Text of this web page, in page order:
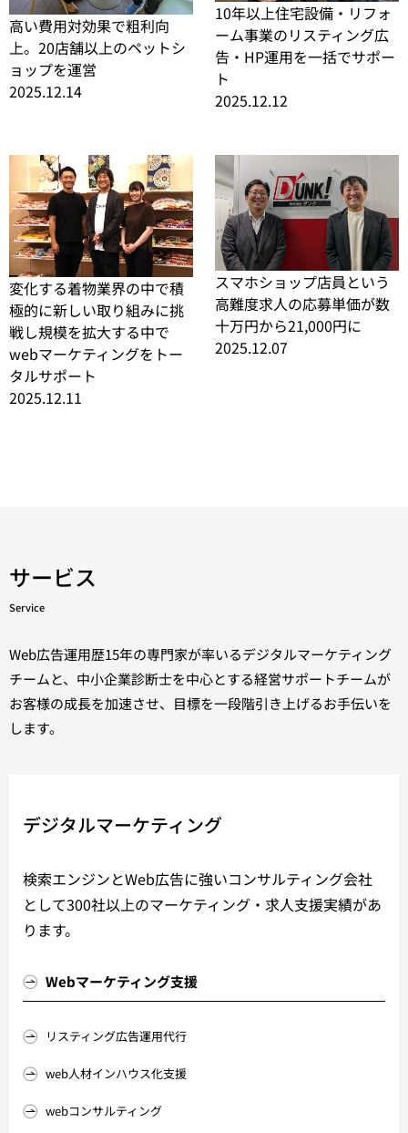
高い費用対効果で粗利向
上。20店舗以上のペットシ
ョップを運営
2025.12.14
10年以上住宅設備・リフォ
ーム事業のリスティング広
告・HP運用を一括でサポー
ト
2025.12.12
変化する着物業界の中で積
極的に新しい取り組みに挑
戦し規模を拡大する中で
webマーケティングをトー
タルサポート
2025.12.11
スマホショップ店員という
高難度求人の応募単価が数
十万円から21,000円に
2025.12.07
サービス
Service
Web広告運用歴15年の専門家が率いるデジタルマーケティング
チームと、中小企業診断士を中心とする経営サポートチームが
お客様の成長を加速させ、目標を一段階引き上げるお手伝いを
します。
デジタルマーケティング
検索エンジンとWeb広告に強いコンサルティング会社
として300社以上のマーケティング・求人支援実績があ
ります。
Webマーケティング支援
リスティング広告運用代行
web人材インハウス化支援
webコンサルティング